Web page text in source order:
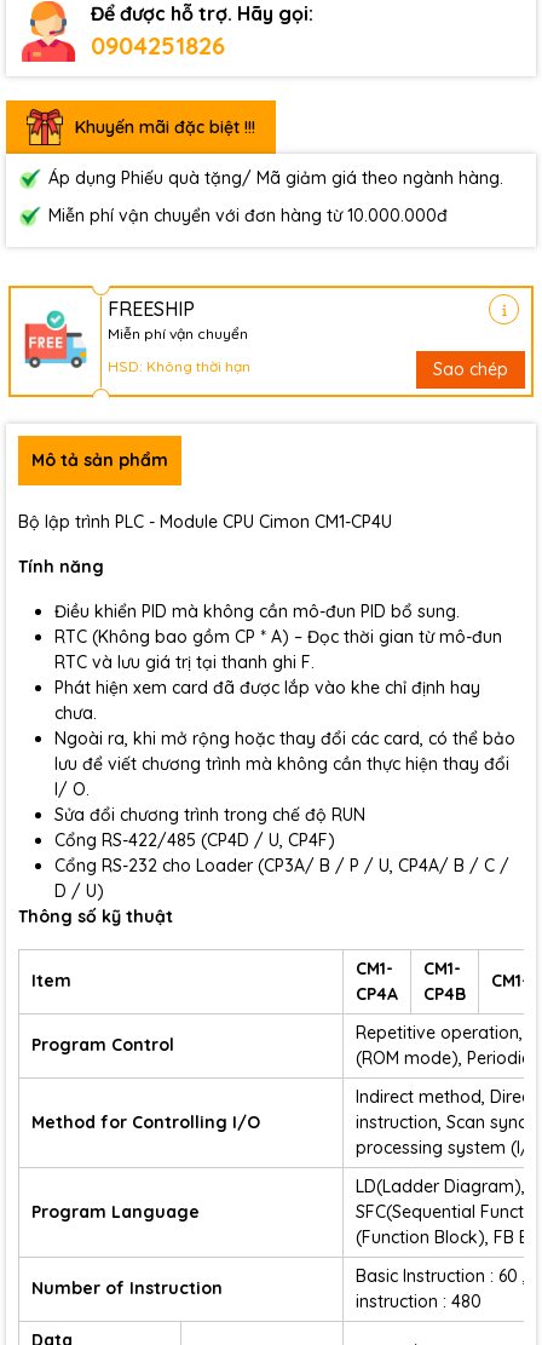
Để được hỗ trợ. Hãy gọi:
0904251826
Khuyến mãi đặc biệt !!!
Áp dụng Phiếu quà tặng/ Mã giảm giá theo ngành hàng.
Miễn phí vận chuyển với đơn hàng từ 10.000.000đ
FREESHIP
Miễn phí vận chuyển
HSD: Không thời hạn
Sao chép
Mô tả sản phẩm
Bộ lập trình PLC - Module CPU Cimon CM1-CP4U
Tính năng
Điều khiển PID mà không cần mô-đun PID bổ sung.
RTC (Không bao gồm CP * A) – Đọc thời gian từ mô-đun
RTC và lưu giá trị tại thanh ghi F.
Phát hiện xem card đã được lắp vào khe chỉ định hay
chưa.
Ngoài ra, khi mở rộng hoặc thay đổi các card, có thể bảo
lưu để viết chương trình mà không cần thực hiện thay đổi
I/ O.
Sửa đổi chương trình trong chế độ RUN
Cổng RS-422/485 (CP4D / U, CP4F)
Cổng RS-232 cho Loader (CP3A/ B / P / U, CP4A/ B / C /
D / U)
Thông số kỹ thuật
Item
CM1-
CP4A
CM1-
CP4B
CM1-
Program Control
Repetitive operation,
(ROM mode), Periodic
Method for Controlling I/O
Indirect method,
instruction, Scan
processing system (I/
Program Language
LD(Ladder Diagram),
SFC(Sequential
(Function Block), FB
Number of Instruction
Basic Instruction : 60 ,
instruction : 480
Data